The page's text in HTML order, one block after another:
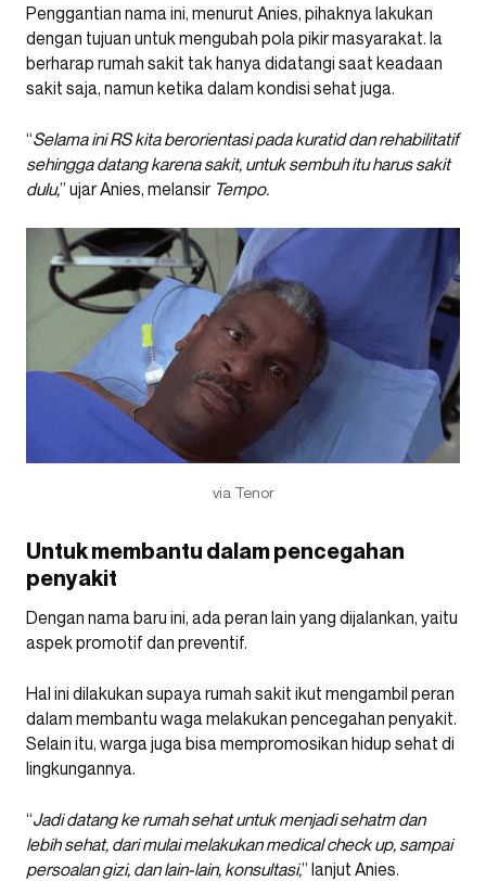
Penggantian nama ini, menurut Anies, pihaknya lakukan
dengan tujuan untuk mengubah pola pikir masyarakat. Ia
berharap rumah sakit tak hanya didatangi saat keadaan
sakit saja, namun ketika dalam kondisi sehat juga.
“Selama ini RS kita berorientasi pada kuratid dan rehabilitatif
sehingga datang karena sakit, untuk sembuh itu harus sakit
dulu,” ujar Anies, melansir Tempo.
via Tenor
Untuk membantu dalam pencegahan
penyakit
Dengan nama baru ini, ada peran lain yang dijalankan, yaitu
aspek promotif dan preventif.
Hal ini dilakukan supaya rumah sakit ikut mengambil peran
dalam membantu waga melakukan pencegahan penyakit.
Selain itu, warga juga bisa mempromosikan hidup sehat di
lingkungannya.
“Jadi datang ke rumah sehat untuk menjadi sehatm dan
lebih sehat, dari mulai melakukan medical check up, sampai
persoalan gizi, dan lain-lain, konsultasi,” lanjut Anies.